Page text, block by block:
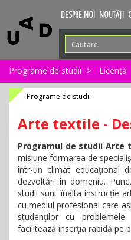
DESPRE NOI NOUTĂȚI
Programe de studii Licență
Programe de studii
Arte textile -
Programul de studii Arte
misiune formarea de
într-un climat educaţional
dezvoltări în domeniu.
studii sunt înalta instrucție
cu mediul profesional care
studenţilor cu
facilitează inserţia rapidă pe